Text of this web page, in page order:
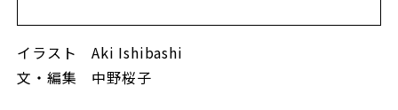
イラスト Aki Ishibashi
文・編集 中野桜子